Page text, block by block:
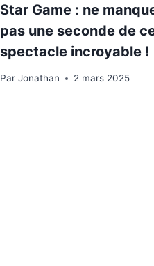
Star Game : ne
pas une seconde de
spectacle incroyable !
Par Jonathan 2 mars 2025